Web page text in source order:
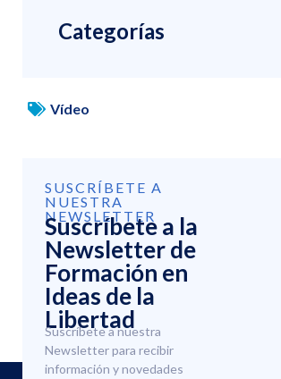
Categorías
Vídeo
SUSCRÍBETE A
NUESTRA
NEWSLETTER
Suscríbete a la
Newsletter de
Formación en
Ideas de la
Libertad
Suscríbete a nuestra
Newsletter para recibir
información y novedades